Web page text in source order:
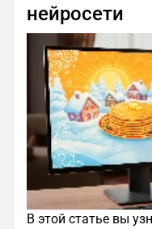
нейросети
В этой статье вы